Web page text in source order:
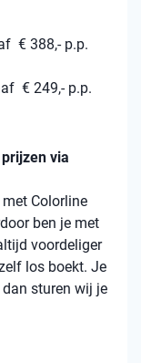
€ 388,- p.p.
€ 249,- p.p.
via
Colorline
ben je met
voordeliger
los boekt. Je
sturen wij je